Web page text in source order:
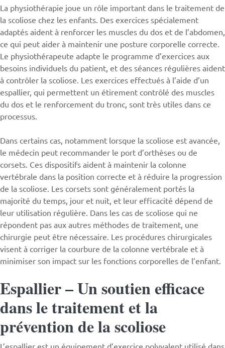
La physiothérapie joue un rôle important dans le traitement de
la scoliose chez les enfants. Des exercices spécialement
adaptés aident à renforcer les muscles du dos et de l’abdomen,
ce qui peut aider à maintenir une posture corporelle correcte.
Le physiothérapeute adapte le programme d’exercices aux
besoins individuels du patient, et des séances régulières aident
à contrôler la scoliose. Les exercices effectués à l’aide d’un
espallier, qui permettent un étirement contrôlé des muscles
du dos et le renforcement du tronc, sont très utiles dans ce
processus.
Dans certains cas, notamment lorsque la scoliose est avancée,
le médecin peut recommander le port d’orthèses ou de
corsets. Ces dispositifs aident à maintenir la colonne
vertébrale dans la position correcte et à réduire la progression
de la scoliose. Les corsets sont généralement portés la
majorité du temps, jour et nuit, et leur efficacité dépend de
leur utilisation régulière. Dans les cas de scoliose qui ne
répondent pas aux autres méthodes de traitement, une
chirurgie peut être nécessaire. Les procédures chirurgicales
visent à corriger la courbure de la colonne vertébrale et à
minimiser son impact sur les fonctions corporelles de l’enfant.
Espallier – Un soutien efficace
dans le traitement et la
prévention de la scoliose
L’espallier est un équipement d’exercice polyvalent utilisé dans